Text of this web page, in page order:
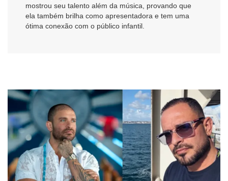
mostrou seu talento além da música, provando que
ela também brilha como apresentadora e tem uma
ótima conexão com o público infantil.